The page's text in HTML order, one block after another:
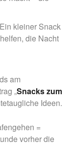
kleiner Snack
die Nacht
am
„Snacks zum
Ideen.
=
vorher die